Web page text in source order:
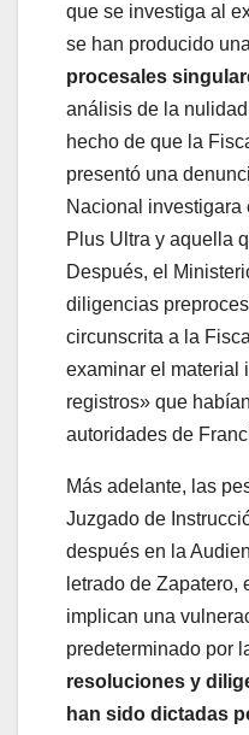
que se investiga al
se han producido
procesales
análisis de la
hecho de que la
presentó una
Nacional
Plus Ultra y aquella
Después, el
diligencias
circunscrita a la
examinar el material
registros» que
autoridades de
Más adelante, las
Juzgado de
después en la
letrado de Zapatero,
implican una
predeterminado por
resoluciones y
han sido dictadas